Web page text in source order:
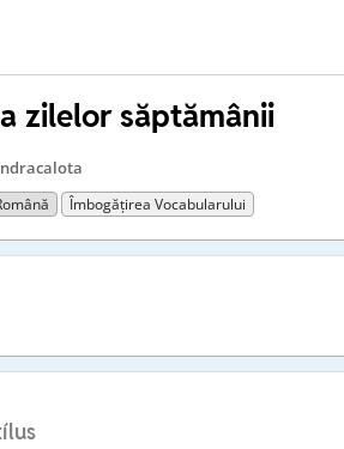
zilelor săptămânii
Îmbogățirea Vocabularului